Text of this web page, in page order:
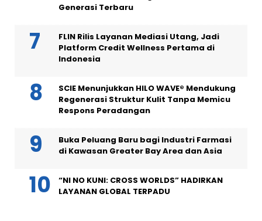
Generasi Terbaru
FLIN Rilis Layanan Mediasi Utang, Jadi
Platform Credit Wellness Pertama di
Indonesia
SCIE Menunjukkan HILO WAVE® Mendukung
Regenerasi Struktur Kulit Tanpa Memicu
Respons Peradangan
Buka Peluang Baru bagi Industri Farmasi
di Kawasan Greater Bay Area dan Asia
“NI NO KUNI: CROSS WORLDS” HADIRKAN
LAYANAN GLOBAL TERPADU